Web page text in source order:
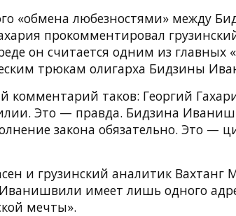
«обмена любезностями» между
прокомментировал
он считается одним из главных
трюкам олигарха Бидзины
таков: Георгий
Это — правда. Бидзина
закона обязательно. Это —
и грузинский аналитик Вахтанг
имеет лишь одного
мечты».